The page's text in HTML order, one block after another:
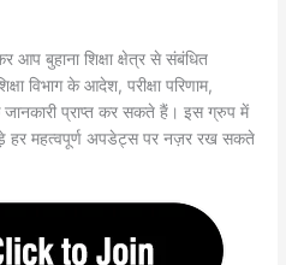
आप बुहाना शिक्षा क्षेत्र से संबंधित
विभाग के आदेश, परीक्षा परिणाम,
जानकारी प्राप्त कर सकते हैं। इस ग्रुप में
हर महत्वपूर्ण अपडेट्स पर नज़र रख सकते